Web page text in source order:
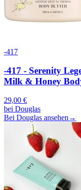
-417
-417 - Serenity
Milk & Honey
29,00 €
bei Douglas
Bei Douglas ansehen →